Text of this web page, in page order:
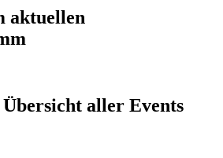
aktuellen
aller Events